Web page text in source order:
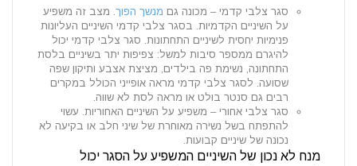
סגר צלבי קדמי – מכונה גם מנשך הפוך. מצב זה משפיע
על השיניים הקדמיות. בסגר צלבי קדמי השיניים העליונות
פנימיות יחסית לשיניים התחתונות. סגר צלבי קדמי יכול
להיגרם ממספר סיבות למשל: צפיפות יתר בשיניים בלסת
התחתונה, נשימת פה בילדים, מציצת אצבע ותיקון שפה
שסועה. לסגר צלבי קדמי מראה אופייני הכולל במקרים
רבים גם סנטר בולט או מראה לסת לא שווה.
סגר צלבי אחורי – משפיע על השיניים האחוריות. עשוי
להתפתח בשל נשירה מאוחרת של שיני חלב או בקיעה לא
נכונה של שיניים קבועות.
מנח לא נכון של השיניים המשפיע על הסגר יכול